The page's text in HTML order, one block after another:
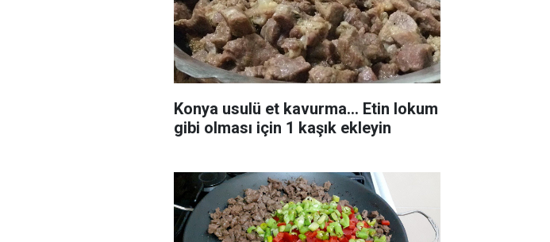
Konya usulü et kavurma... Etin lokum
gibi olması için 1 kaşık ekleyin